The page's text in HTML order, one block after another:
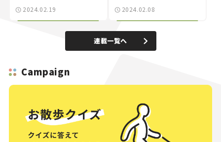
2024.02.19 2024.02.08
連載一覧へ
Campaign